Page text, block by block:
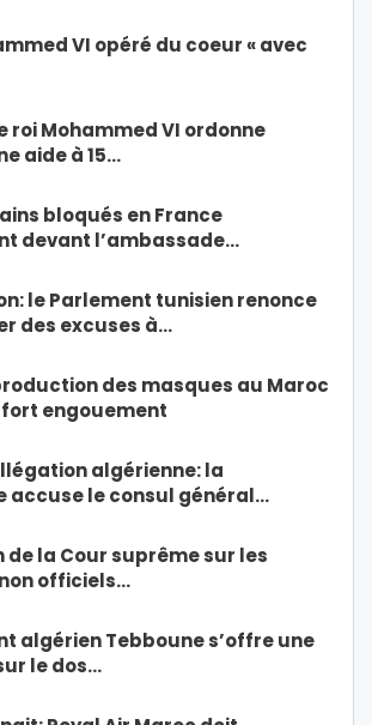
VI opéré du coeur « avec
roi Mohammed VI ordonne
aide à 15…
bloqués en France
devant l’ambassade…
le Parlement tunisien renonce
des excuses à…
des masques au Maroc
engouement
algérienne: la
accuse le consul général…
de la Cour suprême sur les
officiels…
algérien Tebboune s’offre une
le dos…